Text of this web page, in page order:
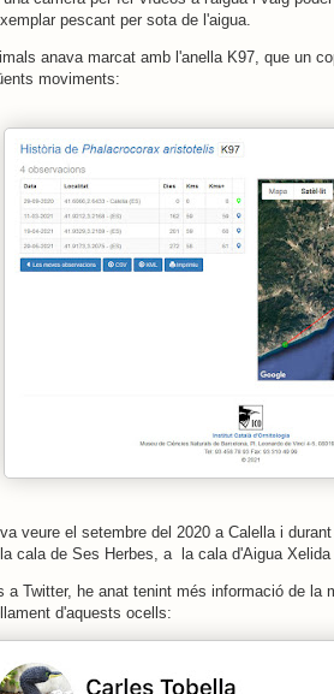
pescant per sota de l'aigua.
anava marcat amb l'anella K97, que un
moviments:
veure el setembre del 2020 a Calella i
cala de Ses Herbes, a la cala d'Aigua Xelida
a Twitter, he anat tenint més informació de la
d'aquests ocells: